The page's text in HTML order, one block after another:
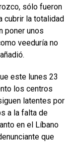
sólo fueron
cubrir la totalidad
poner unos
veeduría no
este lunes 23
los centros
latentes por
a la falta de
en el Líbano
que